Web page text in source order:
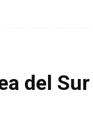
del Sur